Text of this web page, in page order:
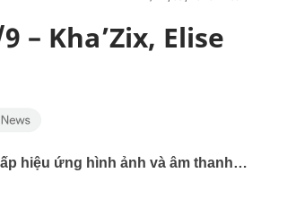
– Kha’Zix, Elise
hiệu ứng hình ảnh và âm thanh…